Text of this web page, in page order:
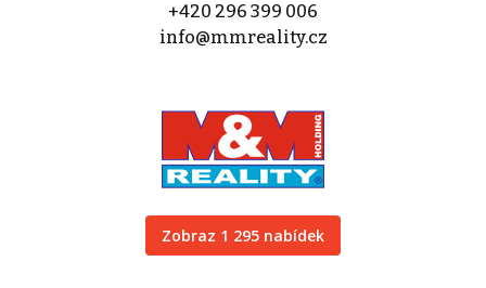
+420 296 399 006
info@mmreality.cz
Zobraz 1 295 nabídek